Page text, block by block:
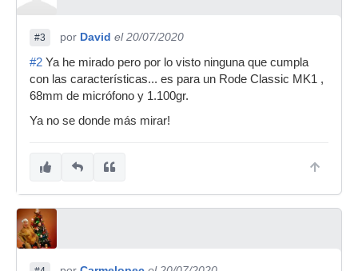
#3 por David el 20/07/2020
#2 Ya he mirado pero por lo visto ninguna que cumpla
con las características... es para un Rode Classic MK1 ,
68mm de micrófono y 1.100gr.
Ya no se donde más mirar!